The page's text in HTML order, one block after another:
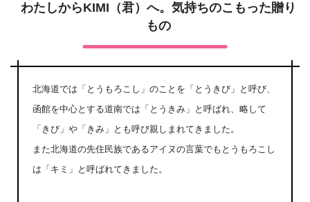
わたしからKIMI（君）へ。気持ちのこもった贈り
もの
北海道では「とうもろこし」のことを「とうきび」と呼び、
函館を中心とする道南では「とうきみ」と呼ばれ、略して
「きび」や「きみ」とも呼び親しまれてきました。
また北海道の先住民族であるアイヌの言葉でもとうもろこし
は「キミ」と呼ばれてきました。